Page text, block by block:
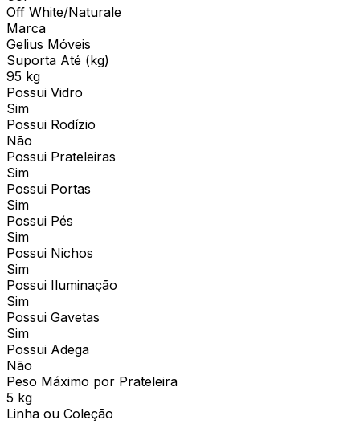
Off White/Naturale
Marca
Gelius Móveis
Suporta Até (kg)
95 kg
Possui Vidro
Sim
Possui Rodízio
Não
Possui Prateleiras
Sim
Possui Portas
Sim
Possui Pés
Sim
Possui Nichos
Sim
Possui Iluminação
Sim
Possui Gavetas
Sim
Possui Adega
Não
Peso Máximo por Prateleira
5 kg
Linha ou Coleção